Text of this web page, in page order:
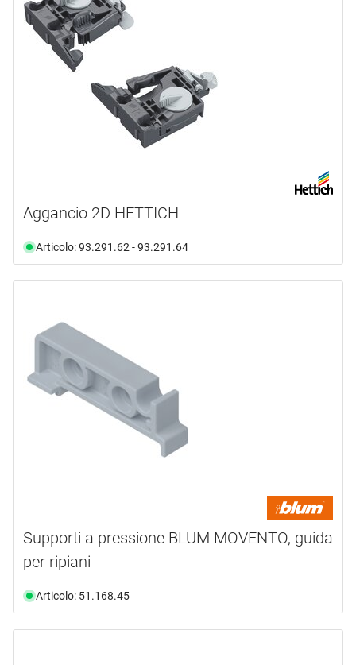
Aggancio 2D HETTICH
Articolo: 93.291.62 - 93.291.64
Supporti a pressione BLUM MOVENTO, guida
per ripiani
Articolo: 51.168.45